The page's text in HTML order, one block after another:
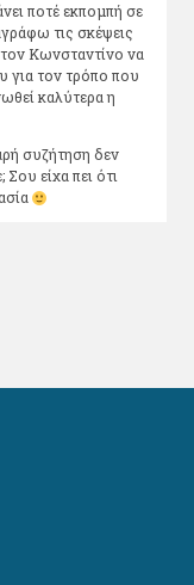
ποτέ εκπομπή σε
τις σκέψεις
Κωνσταντίνο να
για τον τρόπο που
καλύτερα η
συζήτηση δεν
Σου είχα πει ότι